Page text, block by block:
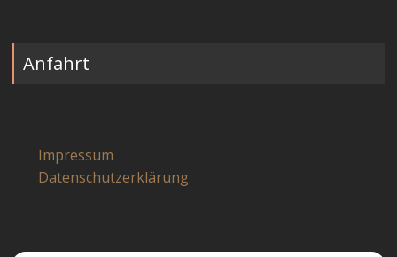
Anfahrt
Impressum
Datenschutzerklärung